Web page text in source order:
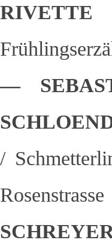
—
/
Rosenstrasse